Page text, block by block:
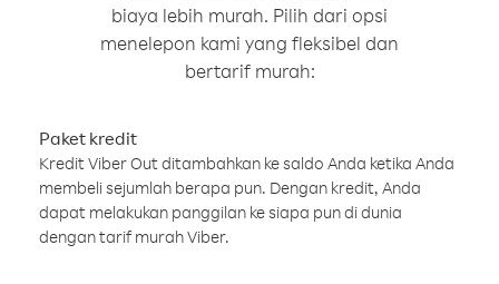
biaya lebih murah. Pilih dari opsi
menelepon kami yang fleksibel dan
bertarif murah:
Paket kredit
Kredit Viber Out ditambahkan ke saldo Anda ketika Anda
membeli sejumlah berapa pun. Dengan kredit, Anda
dapat melakukan panggilan ke siapa pun di dunia
dengan tarif murah Viber.